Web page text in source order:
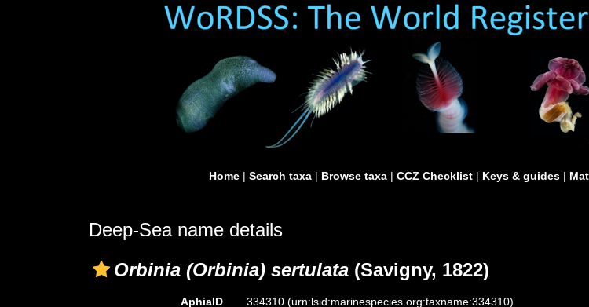
Home | Search taxa | Browse taxa | CCZ Checklist | Keys & guides |
Deep-Sea name details
Orbinia (Orbinia) sertulata (Savigny, 1822)
AphiaID 334310(urn:lsid:marinespecies.org:taxname:334310)